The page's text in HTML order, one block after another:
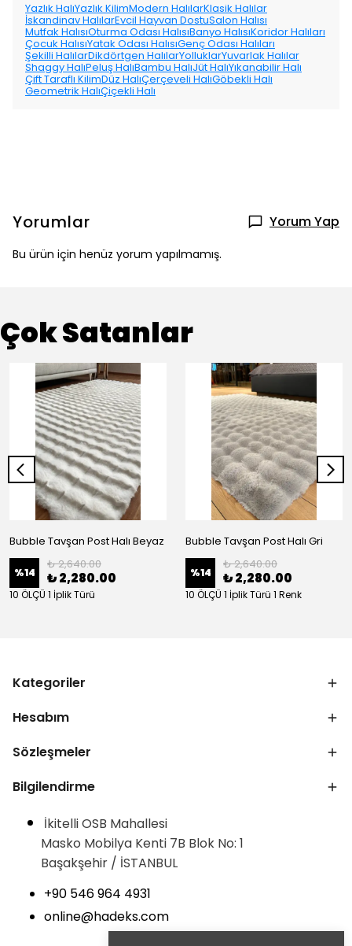
Yazlık HalıYazlık KilimModern HalılarKlasik Halılar
İskandinav HalılarEvcil Hayvan DostuSalon Halısı
Mutfak HalısıOturma Odası HalısıBanyo HalısıKoridor Halıları
Çocuk HalısıYatak Odası HalısıGenç Odası Halıları
Şekilli HalılarDikdörtgen HalılarYolluklarYuvarlak Halılar
Shaggy HalıPeluş HalıBambu HalıJüt HalıYıkanabilir Halı
Çift Taraflı KilimDüz HalıÇerçeveli HalıGöbekli Halı
Geometrik HalıÇiçekli Halı
Yorumlar Yorum Yap
Bu ürün için henüz yorum yapılmamış.
Çok Satanlar
Bubble Tavşan Post Halı Beyaz
%14
₺ 2,640.00
₺ 2,280.00
10 ÖLÇÜ 1 İplik Türü
Bubble Tavşan Post Halı Gri
%14
₺ 2,640.00
₺ 2,280.00
10 ÖLÇÜ 1 İplik Türü 1 Renk
Kategoriler
Hesabım
Sözleşmeler
Bilgilendirme
İkitelli OSB Mahallesi
Masko Mobilya Kenti 7B Blok No: 1
Başakşehir / İSTANBUL
+90 546 964 4931
online@hadeks.com